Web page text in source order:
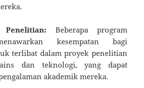
Penelitian: Beberapa program
kesempatan bagi
terlibat dalam proyek penelitian
dan teknologi, yang dapat
akademik mereka.